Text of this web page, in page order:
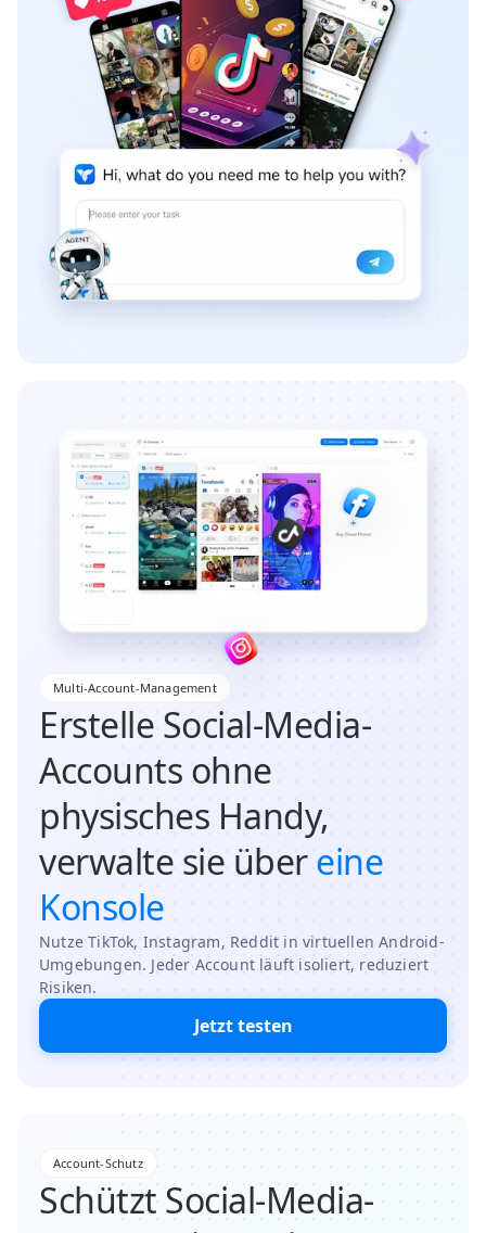
Multi-Account-Management
Erstelle Social-Media-
Accounts ohne
physisches Handy,
verwalte sie übereine
Konsole
Nutze TikTok, Instagram, Reddit in virtuellen Android-
Umgebungen. Jeder Account läuft isoliert, reduziert
Risiken.
Jetzt testen
Account-Schutz
Schützt Social-Media-